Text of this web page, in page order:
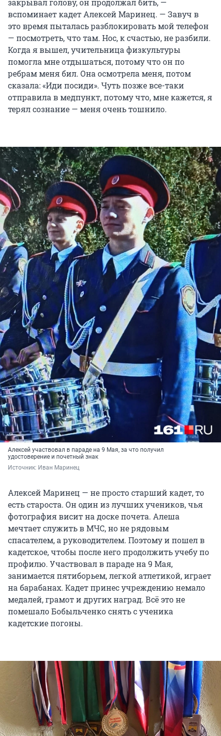
закрывал голову, он продолжал бить, —
вспоминает кадет Алексей Маринец. — Завуч в
это время пыталась разблокировать мой телефон
— посмотреть, что там. Нос, к счастью, не разбили.
Когда я вышел, учительница физкультуры
помогла мне отдышаться, потому что он по
ребрам меня бил. Она осмотрела меня, потом
сказала: «Иди посиди». Чуть позже все-таки
отправила в медпункт, потому что, мне кажется, я
терял сознание — меня очень тошнило.
Алексей участвовал в параде на 9 Мая, за что получил
удостоверение и почетный знак
Источник: Иван Маринец
Алексей Маринец — не просто старший кадет, то
есть староста. Он один из лучших учеников, чья
фотография висит на доске почета. Алеша
мечтает служить в МЧС, но не рядовым
спасателем, а руководителем. Поэтому и пошел в
кадетское, чтобы после него продолжить учебу по
профилю. Участвовал в параде на 9 Мая,
занимается пятиборьем, легкой атлетикой, играет
на барабанах. Кадет принес учреждению немало
медалей, грамот и других наград. Всё это не
помешало Бобыльченко снять с ученика
кадетские погоны.